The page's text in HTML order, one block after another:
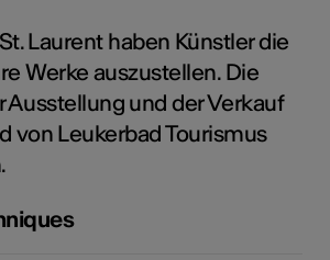
Laurent haben Künstler die
Werke auszustellen. Die
Ausstellung und der Verkauf
von Leukerbad Tourismus